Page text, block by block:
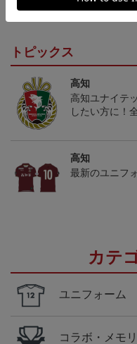
ティックユニフォーム
20,000円～23,001円
カチュ
2,500円
トピックス
高知
高知ユナイテ
したい方に！
高知
最新のユニフ
カテ
ユニフォーム
コラボ・メモ